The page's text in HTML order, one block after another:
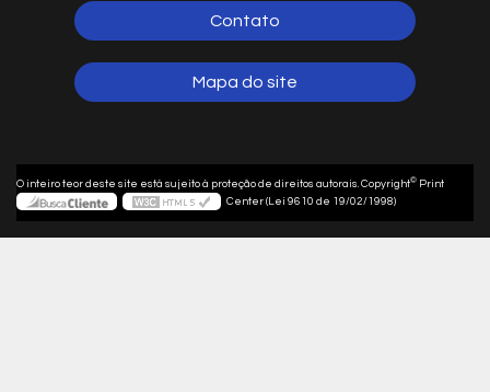
Contato
Mapa do site
O inteiro teor deste site está sujeito à proteção de direitos autorais. Copyright© Print
Center (Lei 9610 de 19/02/1998)